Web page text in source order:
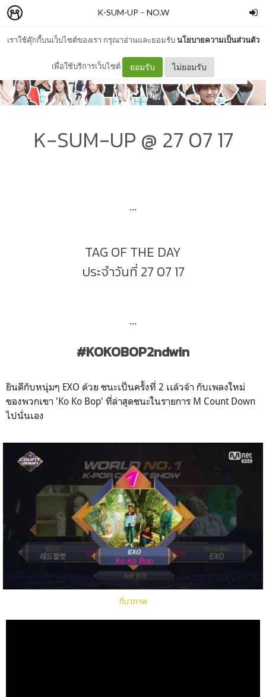
เราใช้คุ๊กกี้บนเว็บไซต์ของเรา กรุณาอ่านและยอมรับนโยบายความเป็นส่วนตัว
เพื่อใช้บริการเว็บไซต์ ยอมรับ ไม่ยอมรับ
K-SUM-UP – NO.W
K-SUM-UP @ 27 07 17
...
TAG OF THE DAY
ประจำวันที่ 27 07 17
...
#KOKOBOP2ndwin
ยินดีกับหนุ่มๆ EXO ด้วย ชนะเป็นครั้งที่ 2 เเล้วจ้า กับเพลงใหม่
ของพวกเขา 'Ko Ko Bop' ที่ล่าสุดชนะในรายการ M Count Down
ไปนั่นเอง
ที่มาภาพ